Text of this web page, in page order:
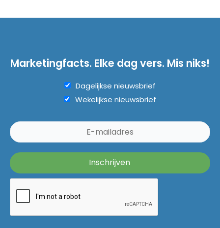
Marketingfacts. Elke dag vers. Mis niks!
Dagelijkse nieuwsbrief
Wekelijkse nieuwsbrief